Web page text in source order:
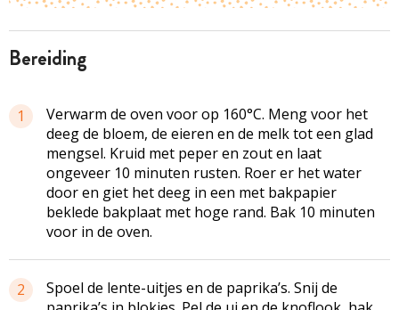
bereiding
1
Verwarm de oven voor op 160°C. Meng voor het
deeg de bloem, de eieren en de melk tot een glad
mengsel. Kruid met peper en zout en laat
ongeveer 10 minuten rusten. Roer er het water
door en giet het deeg in een met bakpapier
beklede bakplaat met hoge rand. Bak 10 minuten
voor in de oven.
2
Spoel de lente-uitjes en de paprika’s. Snij de